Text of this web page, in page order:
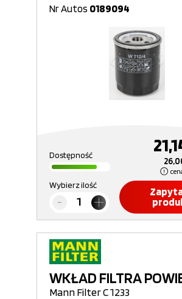
Nr Autos 0189094
Dostępność
Wybierz ilość
WKŁAD FILTRA
Mann Filter C 1233